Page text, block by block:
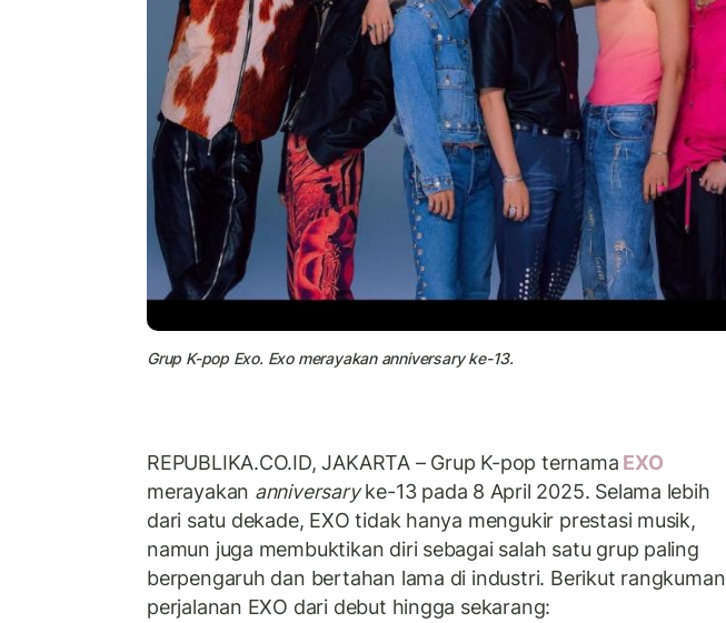
Grup K-pop Exo. Exo merayakan anniversary ke-13.
REPUBLIKA.CO.ID, JAKARTA – Grup K-pop ternama EXO
merayakan anniversaryke-13 pada 8 April 2025. Selama lebih
dari satu dekade, EXO tidak hanya mengukir prestasi musik,
namun juga membuktikan diri sebagai salah satu grup paling
berpengaruh dan bertahan lama di industri. Berikut rangkuman
perjalanan EXO dari debut hingga sekarang: